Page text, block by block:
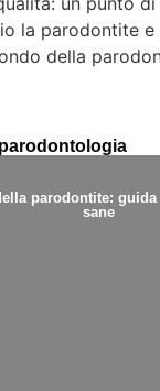
la parodontite e
della
parodontite:
sane